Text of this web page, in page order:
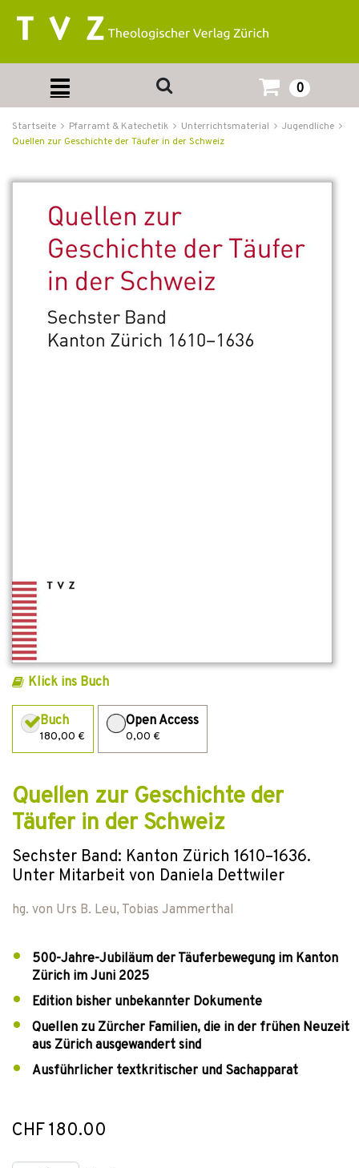
0
Startseite Pfarramt & Katechetik Unterrichtsmaterial
Jugendliche
Quellen zur Geschichte der Täufer in der Schweiz
Klick ins Buch
Buch
180,00 €
Open Access
0,00 €
Quellen zur Geschichte der
Täufer in der Schweiz
Sechster Band: Kanton Zürich 1610–1636.
Unter Mitarbeit von Daniela Dettwiler
hg. von Urs B. Leu, Tobias Jammerthal
500-Jahre-Jubiläum der Täuferbewegung im Kanton
Zürich im Juni 2025
Edition bisher unbekannter Dokumente
Quellen zu Zürcher Familien, die in der frühen Neuzeit
aus Zürich ausgewandert sind
Ausführlicher textkritischer und Sachapparat
CHF 180.00